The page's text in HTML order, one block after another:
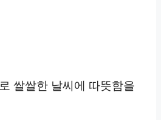
쌀쌀한 날씨에 따뜻함을